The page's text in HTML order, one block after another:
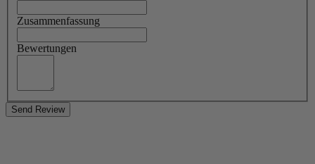
Zusammenfassung
Bewertungen
Send Review